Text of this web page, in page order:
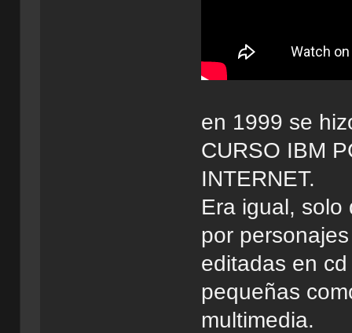
en 1999 se
CURSO IBM
INTERNET.
Era igual, solo
por
editadas en
pequeñas
multimedia.